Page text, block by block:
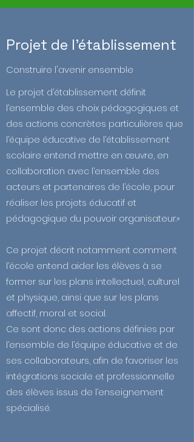
Projet de l'établissement
Construire l'avenir ensemble
Le projet d’établissement définit
l’ensemble des choix pédagogiques et
des actions concrètes particulières que
l’équipe éducative de l’établissement
scolaire entend mettre en œuvre, en
collaboration avec l’ensemble des
acteurs et partenaires de l’école, pour
réaliser les projets éducatif et
pédagogique du pouvoir organisateur.»
Ce projet décrit notamment comment
l’école entend aider les élèves à se
former sur les plans intellectuel, culturel
et physique, ainsi que sur les plans
affectif, moral et social.
Ce sont donc des actions définies par
l’ensemble de l’équipe éducative et de
ses collaborateurs, afin de favoriser les
intégrations sociale et professionnelle
des élèves issus de l’enseignement
spécialisé.